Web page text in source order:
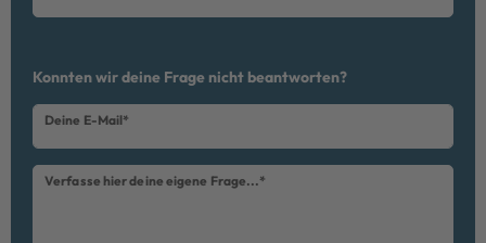
Konnten wir deine Frage nicht beantworten?
Deine E-Mail*
Verfasse hier deine eigene Frage...*
Ceres::Template.mailFormHoneypotLabel